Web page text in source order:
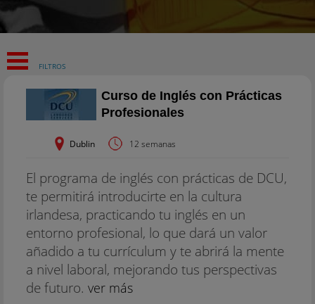
FILTROS
Curso de Inglés con Prácticas
Profesionales
Dublin 12 semanas
El programa de inglés con prácticas de DCU,
te permitirá introducirte en la cultura
irlandesa, practicando tu inglés en un
entorno profesional, lo que dará un valor
añadido a tu currículum y te abrirá la mente
a nivel laboral, mejorando tus perspectivas
de futuro. ver más